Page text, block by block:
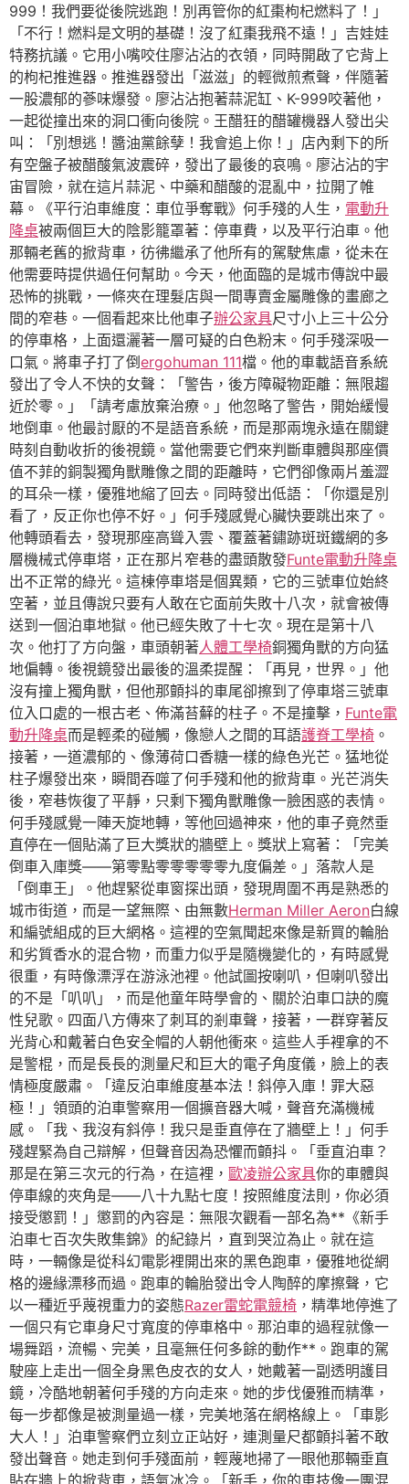
999！我們要從後院逃跑！別再管你的紅棗枸杞燃料了！」
「不行！燃料是文明的基礎！沒了紅棗我飛不遠！」吉娃娃
特務抗議。它用小嘴咬住廖沾沾的衣領，同時開啟了它背上
的枸杞推進器。推進器發出「滋滋」的輕微煎煮聲，伴隨著
一股濃郁的蔘味爆發。廖沾沾抱著蒜泥缸、K-999咬著他，
一起從撞出來的洞口衝向後院。王醋狂的醋罐機器人發出尖
叫：「別想逃！醬油黨餘孽！我會追上你！」店內剩下的所
有空盤子被醋酸氣波震碎，發出了最後的哀鳴。廖沾沾的宇
宙冒險，就在這片蒜泥、中藥和醋酸的混亂中，拉開了帷
幕。《平行泊車維度：車位爭奪戰》何手殘的人生， 電動升
降桌被兩個巨大的陰影籠罩著：停車費，以及平行泊車。他
那輛老舊的掀背車，彷彿繼承了他所有的駕駛焦慮，從未在
他需要時提供過任何幫助。今天，他面臨的是城市傳說中最
恐怖的挑戰，一條夾在理髮店與一間專賣金屬雕像的畫廊之
間的窄巷。一個看起來比他車子辦公家具尺寸小上三十公分
的停車格，上面還灑著一層可疑的白色粉末。何手殘深吸一
口氣。將車子打了倒ergohuman 111檔。他的車載語音系統
發出了令人不快的女聲：「警告，後方障礙物距離：無限趨
近於零。」「請考慮放棄治療。」他忽略了警告，開始緩慢
地倒車。他最討厭的不是語音系統，而是那兩塊永遠在關鍵
時刻自動收折的後視鏡。當他需要它們來判斷車體與那座價
值不菲的銅製獨角獸雕像之間的距離時，它們卻像兩片羞澀
的耳朵一樣，優雅地縮了回去。同時發出低語：「你還是別
看了，反正你也停不好。」何手殘感覺心臟快要跳出來了。
他轉頭看去，發現那座高聳入雲、覆蓋著鏽跡斑斑鐵網的多
層機械式停車塔，正在那片窄巷的盡頭散發Funte電動升降桌
出不正常的綠光。這棟停車塔是個異類，它的三號車位始終
空著，並且傳說只要有人敢在它面前失敗十八次，就會被傳
送到一個泊車地獄。他已經失敗了十七次。現在是第十八
次。他打了方向盤，車頭朝著人體工學椅銅獨角獸的方向猛
地偏轉。後視鏡發出最後的溫柔提醒：「再見，世界。」他
沒有撞上獨角獸，但他那顫抖的車尾卻擦到了停車塔三號車
位入口處的一根古老、佈滿苔蘚的柱子。不是撞擊， Funte電
動升降桌而是輕柔的碰觸，像戀人之間的耳語護脊工學椅 。
接著，一道濃郁的、像薄荷口香糖一樣的綠色光芒。猛地從
柱子爆發出來，瞬間吞噬了何手殘和他的掀背車。光芒消失
後，窄巷恢復了平靜，只剩下獨角獸雕像一臉困惑的表情。
何手殘感覺一陣天旋地轉，等他回過神來，他的車子竟然垂
直停在一個貼滿了巨大獎狀的牆壁上。獎狀上寫著：「完美
倒車入庫獎——第零點零零零零零九度偏差。」落款人是
「倒車王」。他趕緊從車窗探出頭，發現周圍不再是熟悉的
城市街道，而是一望無際、由無數Herman Miller Aeron白線
和編號組成的巨大網格。這裡的空氣聞起來像是新買的輪胎
和劣質香水的混合物，而重力似乎是隨機變化的，有時感覺
很重，有時像漂浮在游泳池裡。他試圖按喇叭，但喇叭發出
的不是「叭叭」，而是他童年時學會的、關於泊車口訣的魔
性兒歌。四面八方傳來了刺耳的剎車聲，接著，一群穿著反
光背心和戴著白色安全帽的人朝他衝來。這些人手裡拿的不
是警棍，而是長長的測量尺和巨大的電子角度儀，臉上的表
情極度嚴肅。「違反泊車維度基本法！斜停入庫！罪大惡
極！」領頭的泊車警察用一個擴音器大喊，聲音充滿機械
感。「我、我沒有斜停！我只是垂直停在了牆壁上！」何手
殘趕緊為自己辯解，但聲音因為恐懼而顫抖。「垂直泊車？
那是在第三次元的行為，在這裡， 歐凌辦公家具你的車體與
停車線的夾角是——八十九點七度！按照維度法則，你必須
接受懲罰！」懲罰的內容是：無限次觀看一部名為**《新手
泊車七百次失敗集錦》的紀錄片，直到哭泣為止。就在這
時，一輛像是從科幻電影裡開出來的黑色跑車，優雅地從網
格的邊緣漂移而過。跑車的輪胎發出令人陶醉的摩擦聲，它
以一種近乎蔑視重力的姿態Razer雷蛇電競椅 ，精準地停進了
一個只有它車身尺寸寬度的停車格中。那泊車的過程就像一
場舞蹈，流暢、完美，且毫無任何多餘的動作**。跑車的駕
駛座上走出一個全身黑色皮衣的女人，她戴著一副透明護目
鏡，冷酷地朝著何手殘的方向走來。她的步伐優雅而精準，
每一步都像是被測量過一樣，完美地落在網格線上。「車影
大人！」泊車警察們立刻立正站好，連測量尺都顫抖著不敢
發出聲音。她走到何手殘面前，輕蔑地掃了一眼他那輛垂直
貼在牆上的掀背車，語氣冰冷。「新手，你的車技像一團混